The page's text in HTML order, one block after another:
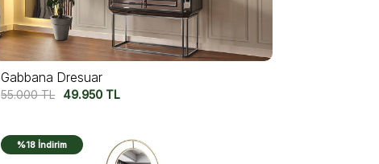
Gabbana Dresuar
55.000TL 49.950 TL
%18 İndirim